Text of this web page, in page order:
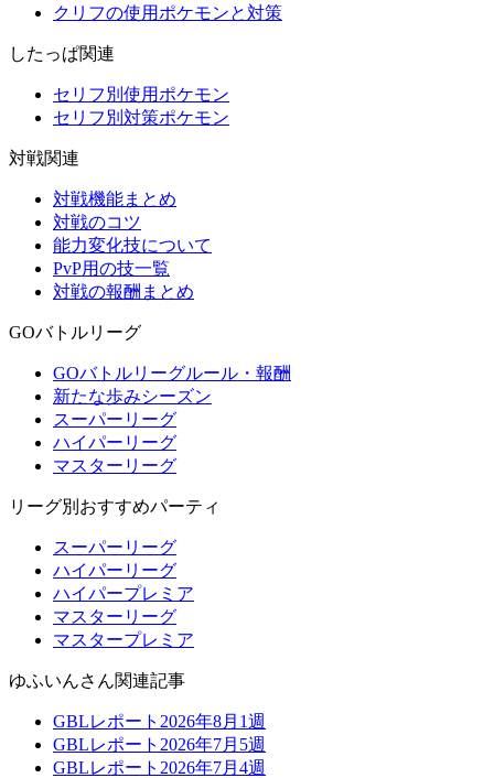
クリフの使用ポケモンと対策
したっぱ関連
セリフ別使用ポケモン
セリフ別対策ポケモン
対戦関連
対戦機能まとめ
対戦のコツ
能力変化技について
PvP用の技一覧
対戦の報酬まとめ
GOバトルリーグ
GOバトルリーグルール・報酬
新たな歩みシーズン
スーパーリーグ
ハイパーリーグ
マスターリーグ
リーグ別おすすめパーティ
スーパーリーグ
ハイパーリーグ
ハイパープレミア
マスターリーグ
マスタープレミア
ゆふいんさん関連記事
GBLレポート2026年8月1週
GBLレポート2026年7月5週
GBLレポート2026年7月4週